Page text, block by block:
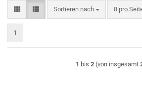
Sortieren nach
Sortieren nach 8 pro
pro Seite
1
1 bis 2 (von insgesamt